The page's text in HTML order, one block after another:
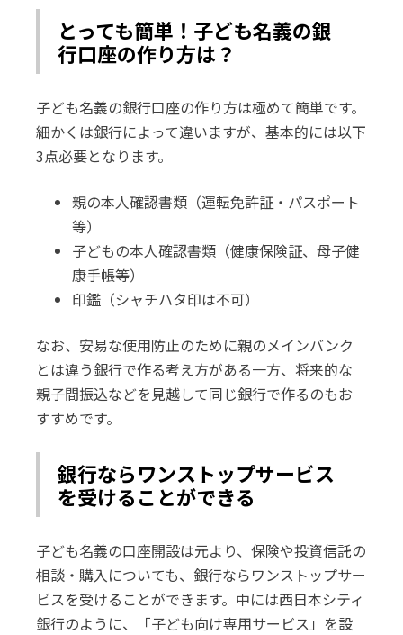
とっても簡単！子ども名義の銀
行口座の作り方は？
子ども名義の銀行口座の作り方は極めて簡単です。
細かくは銀行によって違いますが、基本的には以下
3点必要となります。
親の本人確認書類（運転免許証・パスポート
等）
子どもの本人確認書類（健康保険証、母子健
康手帳等）
印鑑（シャチハタ印は不可）
なお、安易な使用防止のために親のメインバンク
とは違う銀行で作る考え方がある一方、将来的な
親子間振込などを見越して同じ銀行で作るのもお
すすめです。
銀行ならワンストップサービス
を受けることができる
子ども名義の口座開設は元より、保険や投資信託の
相談・購入についても、銀行ならワンストップサー
ビスを受けることができます。中には西日本シティ
銀行のように、「子ども向け専用サービス」を設